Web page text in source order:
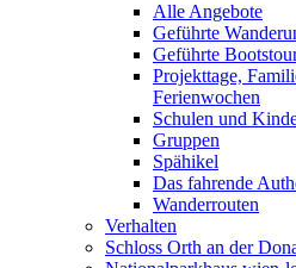
Alle Angebote
Geführte
Geführte
Projekttage,
Ferienwochen
Schulen und
Gruppen
Spähikel
Das fahrende
Wanderrouten
Verhalten
Schloss Orth an der